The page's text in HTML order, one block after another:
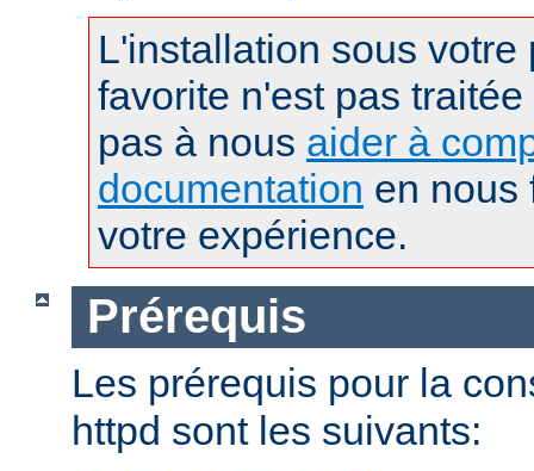
L'installation sous votre
favorite n'est pas
pas à nous aider à
documentation en nous
votre expérience.
Prérequis
Les prérequis pour la
httpd sont les suivants: